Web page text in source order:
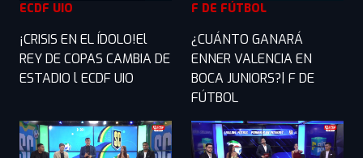
ECDF UIO
¡CRISIS EN EL ÍDOLO!El
REY DE COPAS CAMBIA DE
ESTADIO l ECDF UIO
F DE FÚTBOL
¿CUÁNTO GANARÁ
ENNER VALENCIA EN
BOCA JUNIORS?| F DE
FÚTBOL